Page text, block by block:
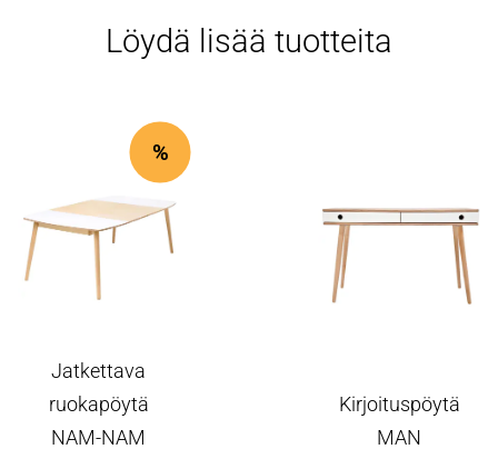
Löydä lisää tuotteita
%
Jatkettava
ruokapöytä
NAM-NAM
Kirjoituspöytä
MAN